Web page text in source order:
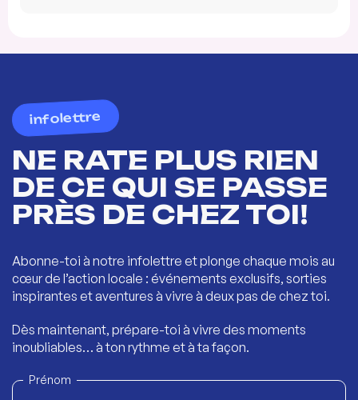
infolettre
NE RATE PLUS RIEN
DE CE QUI SE PASSE
PRÈS DE CHEZ TOI!
Abonne-toi à notre infolettre et plonge chaque mois au
cœur de l’action locale : événements exclusifs, sorties
inspirantes et aventures à vivre à deux pas de chez toi.
Dès maintenant, prépare-toi à vivre des moments
inoubliables… à ton rythme et à ta façon.
Prénom